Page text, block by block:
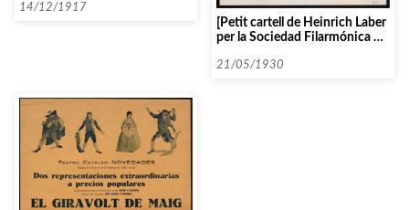
14/12/1917
[Petit cartell de Heinrich Laber
per la Sociedad Filarmónica de
21/05/1930